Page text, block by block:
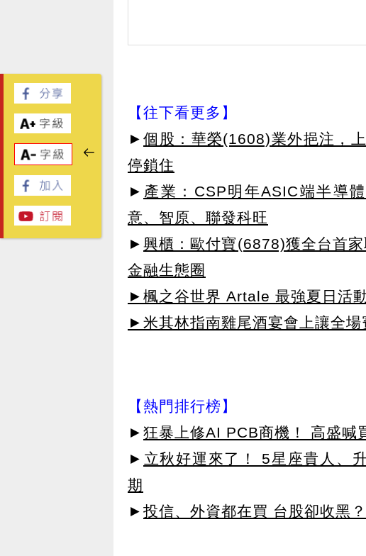
【往下看更多】
► 個股：華榮(1608)業外挹注，
停鎖住
► 產業：CSP明年ASIC端半導
意、智原、聯發科旺
► 興櫃：歐付寶(6878)獲全台首
金融生態圈
►楓之谷世界 Artale 最強夏日活
►米其林指南雞尾酒宴會上讓全
【熱門排行榜】
► 狂暴上修AI PCB商機！ 高盛喊
► 立秋好運來了！ 5星座貴人、
期
► 投信、外資都在買 台股卻收黑